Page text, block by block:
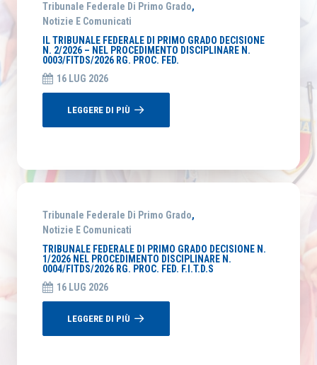
Tribunale Federale Di Primo Grado,
Notizie E Comunicati
IL TRIBUNALE FEDERALE DI PRIMO GRADO DECISIONE
N. 2/2026 – NEL PROCEDIMENTO DISCIPLINARE N.
0003/FITDS/2026 RG. PROC. FED.
16 LUG 2026
LEGGERE DI PIÙ
Tribunale Federale Di Primo Grado,
Notizie E Comunicati
TRIBUNALE FEDERALE DI PRIMO GRADO DECISIONE N.
1/2026 NEL PROCEDIMENTO DISCIPLINARE N.
0004/FITDS/2026 RG. PROC. FED. F.I.T.D.S
16 LUG 2026
LEGGERE DI PIÙ